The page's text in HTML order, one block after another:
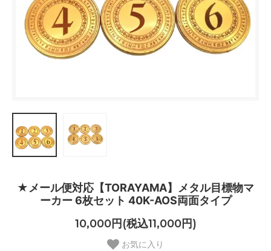
★メール便対応【TORAYAMA】メタル目標物マ
ーカー 6枚セット 40K-AOS両面タイプ
10,000円(税込11,000円)
お気に入り